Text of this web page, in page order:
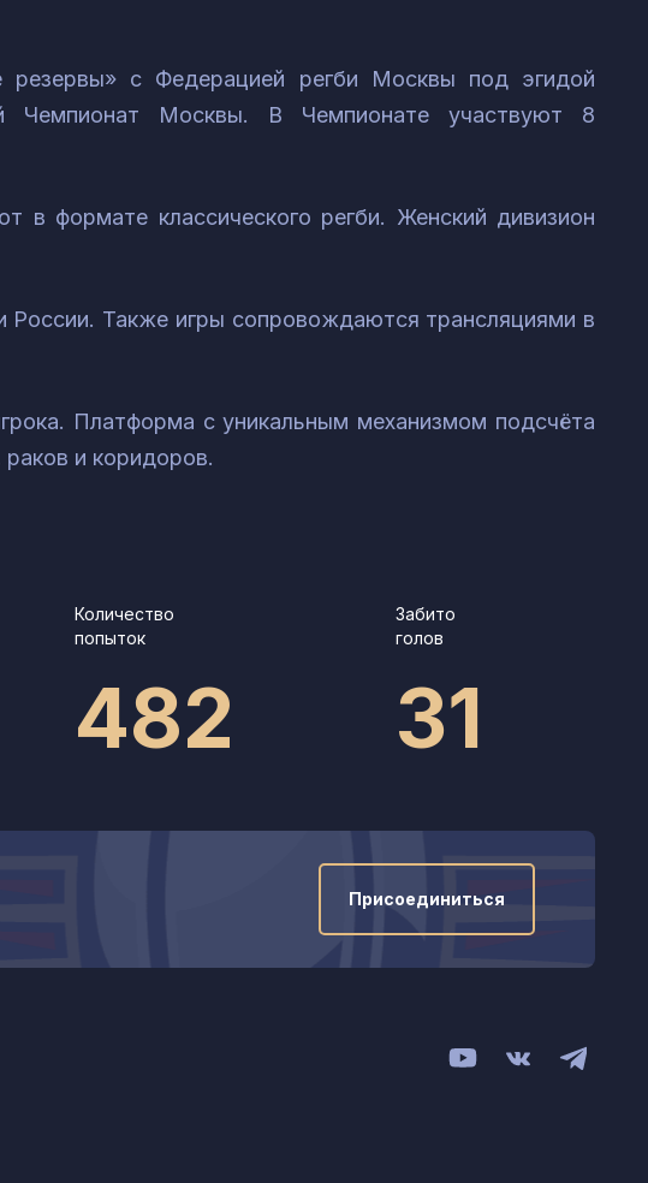
резервы» с Федерацией регби Москвы под эгидой
Чемпионат Москвы. В Чемпионате участвуют 8
в формате классического регби. Женский дивизион
России. Также игры сопровождаются трансляциями в
Платформа с уникальным механизмом подсчёта
и коридоров.
Количество
попыток
482
Забито
голов
31
Присоединиться